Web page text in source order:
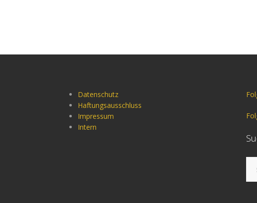
Datenschutz
Haftungsausschluss
Impressum
Intern